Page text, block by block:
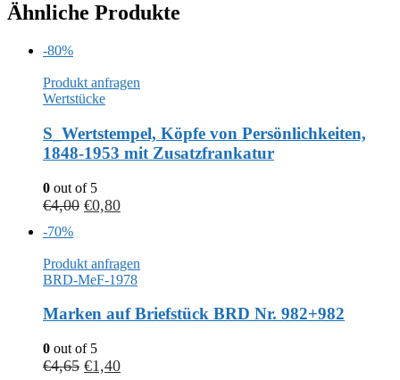
Ähnliche Produkte
-80%
Produkt anfragen
Wertstücke
S_Wertstempel, Köpfe von Persönlichkeiten,
1848-1953 mit Zusatzfrankatur
0 out of 5
€4,00 €0,80
-70%
Produkt anfragen
BRD-MeF-1978
Marken auf Briefstück BRD Nr. 982+982
0 out of 5
€4,65 €1,40